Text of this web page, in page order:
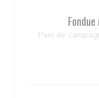
Pain de